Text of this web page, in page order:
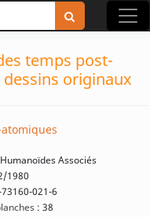
temps post-
originaux
Associés
1980
021-6
: 38